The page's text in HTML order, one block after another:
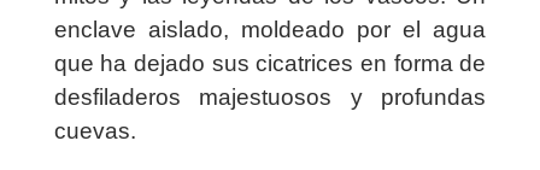
enclave aislado, moldeado por el agua
que ha dejado sus cicatrices en forma de
desfiladeros majestuosos y profundas
cuevas.